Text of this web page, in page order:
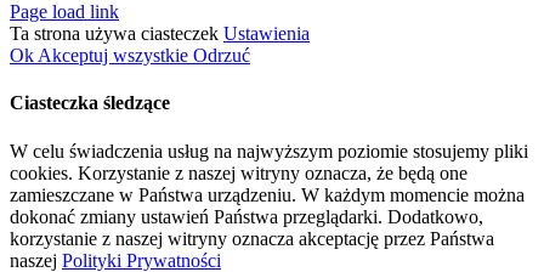
Page load link
Ta strona używa ciasteczek Ustawienia
Ok Akceptuj wszystkie Odrzuć
Ciasteczka śledzące
W celu świadczenia usług na najwyższym poziomie stosujemy pliki
cookies. Korzystanie z naszej witryny oznacza, że będą one
zamieszczane w Państwa urządzeniu. W każdym momencie można
dokonać zmiany ustawień Państwa przeglądarki. Dodatkowo,
korzystanie z naszej witryny oznacza akceptację przez Państwa
naszej Polityki Prywatności